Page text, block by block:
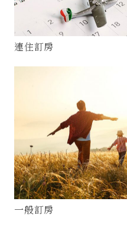
連住訂房
一般訂房